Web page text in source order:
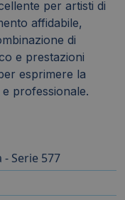
per artisti di
affidabile,
di
e prestazioni
esprimere la
professionale.
- Serie 577